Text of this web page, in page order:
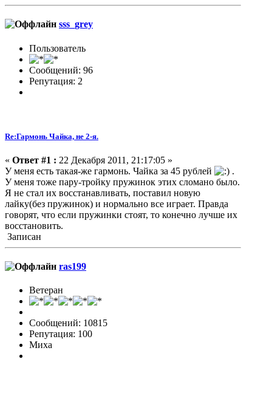
sss_grey
Пользователь
Сообщений: 96
Репутация: 2
Re:Гармонь Чайка, не 2-я.
« Ответ #1 : 22 Декабря 2011, 21:17:05 »
У меня есть такая-же гармонь. Чайка за 45 рублей
.
У меня тоже пару-тройку пружинок этих сломано было.
Я не стал их восстанавливать, поставил новую
лайку(без пружинок) и нормально все играет. Правда
говорят, что если пружинки стоят, то конечно лучше их
восстановить.
Записан
ras199
Ветеран
Сообщений: 10815
Репутация: 100
Миха